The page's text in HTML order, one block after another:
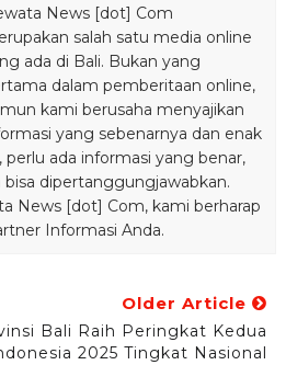
News [dot] Com
salah satu media online
ada di Bali. Bukan yang
dalam pemberitaan online,
kami berusaha menyajikan
yang sebenarnya dan enak
ada informasi yang benar,
dipertanggungjawabkan.
News [dot] Com, kami berharap
Informasi Anda.
Older Article
Bali Raih Peringkat Kedua
2025 Tingkat Nasional